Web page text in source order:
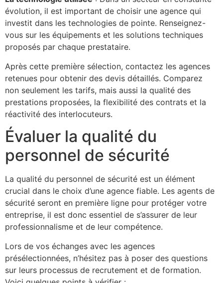
évolution, il est important de choisir une agence qui
investit dans les technologies de pointe. Renseignez-
vous sur les équipements et les solutions techniques
proposés par chaque prestataire.
Après cette première sélection, contactez les agences
retenues pour obtenir des devis détaillés. Comparez
non seulement les tarifs, mais aussi la qualité des
prestations proposées, la flexibilité des contrats et la
réactivité des interlocuteurs.
Évaluer la qualité du
personnel de sécurité
La qualité du personnel de sécurité est un élément
crucial dans le choix d’une agence fiable. Les agents de
sécurité seront en première ligne pour protéger votre
entreprise, il est donc essentiel de s’assurer de leur
professionnalisme et de leur compétence.
Lors de vos échanges avec les agences
présélectionnées, n’hésitez pas à poser des questions
sur leurs processus de recrutement et de formation.